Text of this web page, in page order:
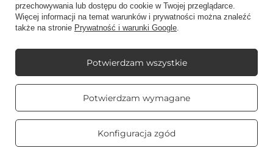
przechowywania lub dostępu do cookie w Twojej przeglądarce.
Więcej informacji na temat warunków i prywatności można znaleźć
także na stronie Prywatność i warunki Google.
Potwierdzam wymagane
Konfiguracja zgód
Potwierdzam wszystkie